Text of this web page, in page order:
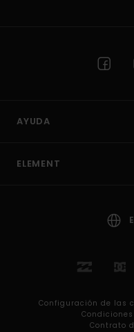
AYUDA
ELEMENT
Configuración de las
Contrato